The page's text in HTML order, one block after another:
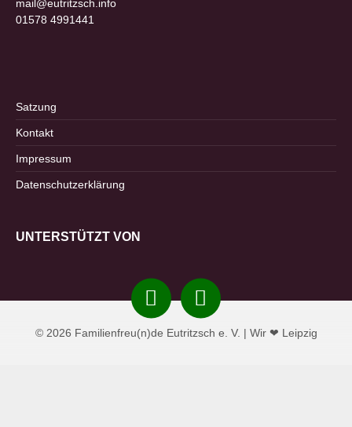
mail@eutritzsch.info
01578 4991441
Satzung
Kontakt
Impressum
Datenschutzerklärung
UNTERSTÜTZT VON
InstagramFacebook
© 2026 Familienfreu(n)de Eutritzsch e. V. | Wir ❤ Leipzig